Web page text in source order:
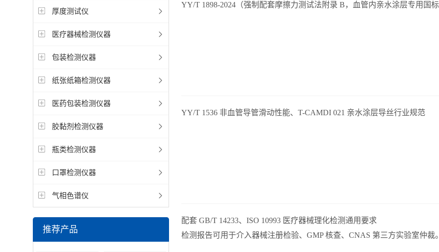
厚度测试仪
医疗器械检测仪器
包装检测仪器
纸张纸箱检测仪器
医药包装检测仪器
胶黏剂检测仪器
瓶类检测仪器
口罩检测仪器
气相色谱仪
推荐产品
YY/T 1898-2024（强制配套摩擦力测试法附录 B，血管内亲水涂层专用国
YY/T 1536 非血管导管滑动性能、T-CAMDI 021 亲水涂层导丝行业规范
配套 GB/T 14233、ISO 10993 医疗器械理化检测通用要求
检测报告可用于介入器械注册检验、GMP 核查、CNAS 第三方实验室仲裁